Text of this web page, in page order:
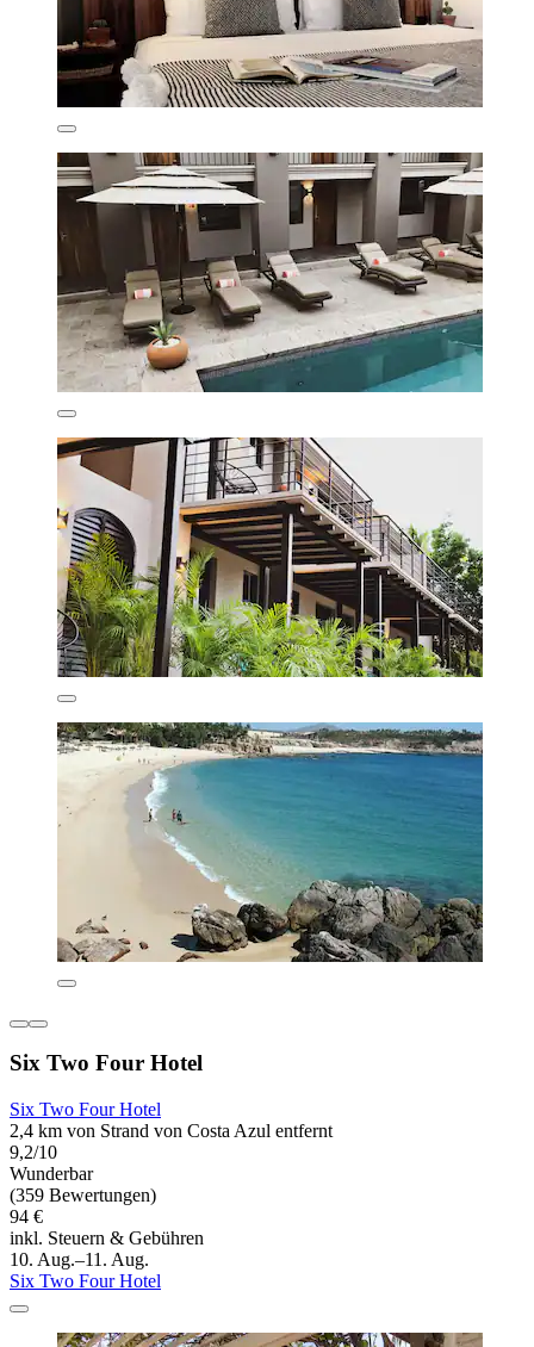
Six Two Four Hotel
Six Two Four Hotel
2,4 km von Strand von Costa Azul entfernt
9,2/10
Wunderbar
(359 Bewertungen)
94 €
inkl. Steuern & Gebühren
10. Aug.–11. Aug.
Six Two Four Hotel